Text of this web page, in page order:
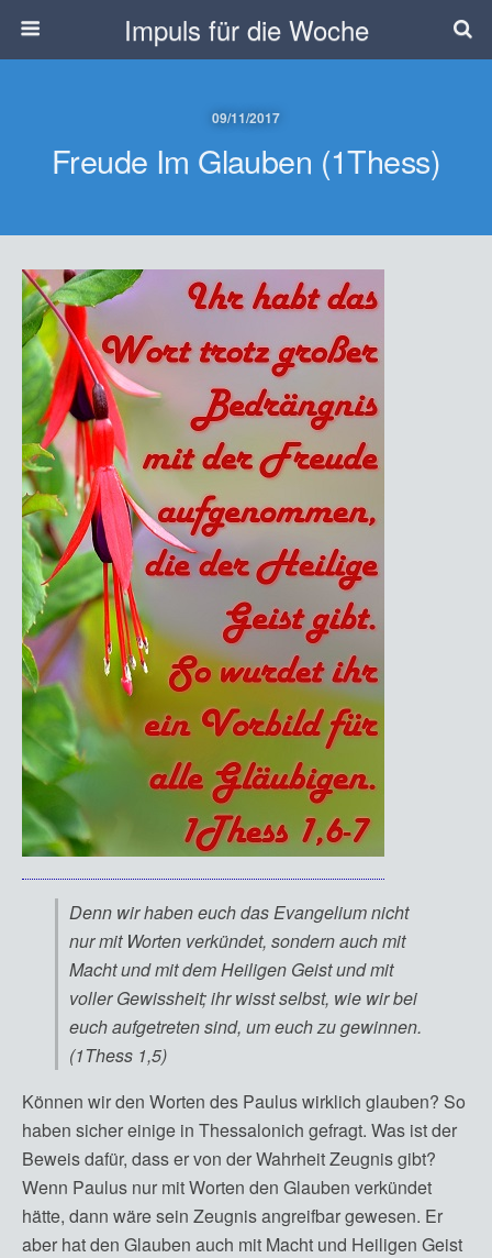
Impuls für die Woche
09/11/2017
Freude Im Glauben (1Thess)
Denn wir haben euch das Evangelium nicht
nur mit Worten verkündet, sondern auch mit
Macht und mit dem Heiligen Geist und mit
voller Gewissheit; ihr wisst selbst, wie wir bei
euch aufgetreten sind, um euch zu gewinnen.
(1Thess 1,5)
Können wir den Worten des Paulus wirklich glauben? So
haben sicher einige in Thessalonich gefragt. Was ist der
Beweis dafür, dass er von der Wahrheit Zeugnis gibt?
Wenn Paulus nur mit Worten den Glauben verkündet
hätte, dann wäre sein Zeugnis angreifbar gewesen. Er
aber hat den Glauben auch mit Macht und Heiligen Geist